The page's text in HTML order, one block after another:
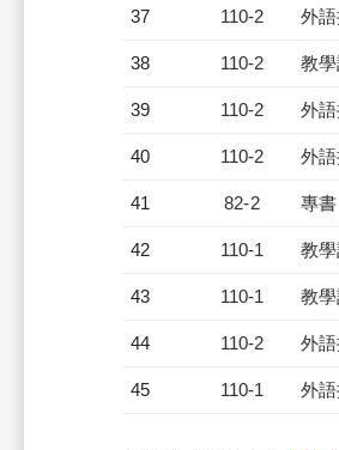
37 110-2 外
38 110-2 教
39 110-2 外
40 110-2 外
41 82-2 專書
42 110-1 教
43 110-1 教
44 110-2 外
45 110-1 外